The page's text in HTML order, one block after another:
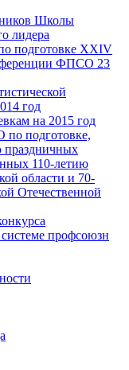
Школы
лидера
подготовке XXIV
ФПСО 23
год
на 2015 год
подготовке,
праздничных
110-летию
области и 70-
Отечественной
профсоюзн